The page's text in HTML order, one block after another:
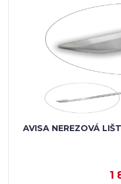
AVISA NEREZOVÁ
1